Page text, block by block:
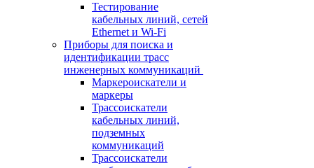
Тестирование
кабельных линий, сетей
Ethernet и Wi-Fi
Приборы для поиска и
идентификации трасс
инженерных коммуникаций
Маркероискатели и
маркеры
Трассоискатели
кабельных линий,
подземных
коммуникаций
Трассоискатели